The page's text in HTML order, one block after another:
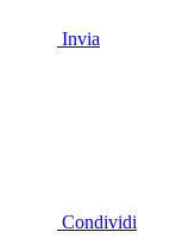
Invia
Condividi